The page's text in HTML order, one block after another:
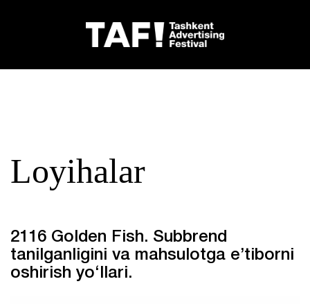
Loyihalar
2116 Golden Fish. Subbrend
tanilganligini va mahsulotga e’tiborni
oshirish yo‘llari.